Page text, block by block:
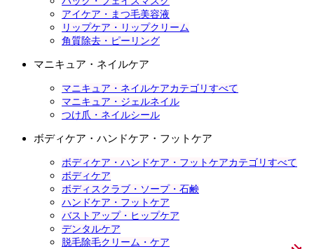
アイケア・まつ毛美容液
リップケア・リップクリーム
角質除去・ピーリング
マニキュア・ネイルケア
マニキュア・ネイルケアカテゴリすべて
マニキュア・ジェルネイル
つけ爪・ネイルシール
ボディケア・ハンドケア・フットケア
ボディケア・ハンドケア・フットケアカテゴリすべて
ボディケア
ボディスクラブ・ソープ・石鹸
ハンドケア・フットケア
バストアップ・ヒップケア
デンタルケア
脱毛除毛クリーム・ケア